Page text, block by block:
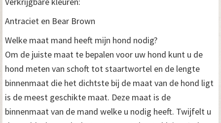
Antraciet en Bear Brown
Welke maat mand heeft mijn hond nodig?
Om de juiste maat te bepalen voor uw hond kunt u de
hond meten van schoft tot staartwortel en de lengte
binnenmaat die het dichtste bij de maat van de hond ligt
is de meest geschikte maat. Deze maat is de
binnenmaat van de mand welke u nodig heeft. Twijfelt u